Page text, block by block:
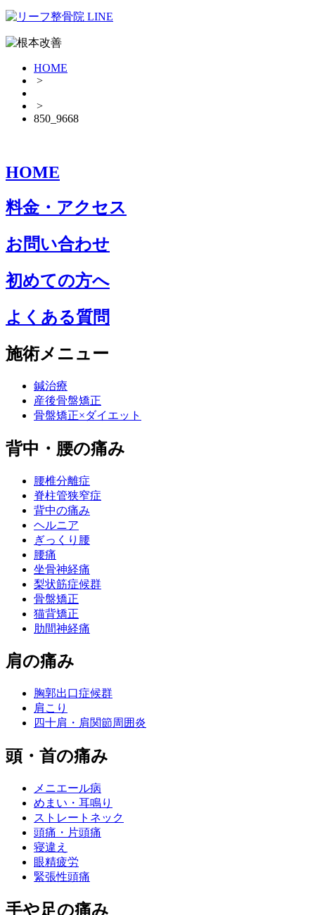
HOME
>
>
850_9668
HOME
料金・アクセス
お問い合わせ
初めての方へ
よくある質問
施術メニュー
鍼治療
産後骨盤矯正
骨盤矯正×ダイエット
背中・腰の痛み
腰椎分離症
脊柱管狭窄症
背中の痛み
ヘルニア
ぎっくり腰
腰痛
坐骨神経痛
梨状筋症候群
骨盤矯正
猫背矯正
肋間神経痛
肩の痛み
胸郭出口症候群
肩こり
四十肩・肩関節周囲炎
頭・首の痛み
メニエール病
めまい・耳鳴り
ストレートネック
頭痛・片頭痛
寝違え
眼精疲労
緊張性頭痛
手や足の痛み